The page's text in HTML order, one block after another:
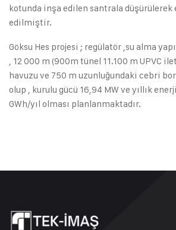
kotunda inşa edilen santrala
edilmiştir.
Göksu Hes projesi ; regülatör ,su alma
, 12 000 m (900m tünel 11.100 m UPVC
havuzu ve 750 m uzunluğundaki cebri
olup , kurulu gücü 16,94 MW ve yıllık
GWh/yıl olması planlanmaktadır.